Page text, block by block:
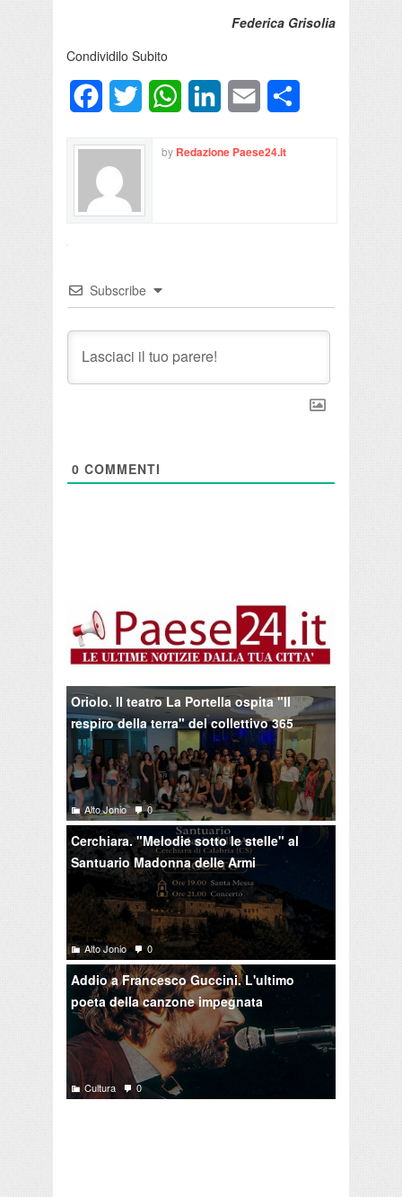
Federica Grisolia
Condividilo Subito
FacebookTwitter WhatsAppLinkedInEmail
by Redazione Paese24.it
Subscribe
0 COMMENTI
Oriolo. Il teatro La Portella ospita "Il
respiro della terra" del collettivo 365
Alto Jonio 0
Cerchiara. "Melodie sotto le stelle" al
Santuario Madonna delle Armi
Alto Jonio 0
Addio a Francesco Guccini. L'ultimo
poeta della canzone impegnata
Cultura 0